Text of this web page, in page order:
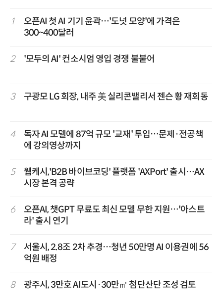
1
오픈AI 첫 AI 기기 윤곽…'도넛 모양'에 가격은
300~400달러
2 '모두의 AI' 컨소시엄 영입 경쟁 불붙어
3 구광모 LG 회장, 내주 美 실리콘밸리서 젠슨 황 재회동
4
독자 AI 모델에 87억 규모 '교재' 투입…문제·전공책
에 강의영상까지
5
웹케시,'B2B 바이브코딩' 플랫폼 'AXPort' 출시…AX
시장 본격 공략
6
오픈AI, 챗GPT 무료도 최신 모델 무한 지원…'아스트
라' 출시 연기
7
서울시, 2.8조 2차 추경…청년 50만명 AI 이용권에 56
억원 배정
8 광주시, 3만호 AI도시·30만㎡ 첨단산단 조성 검토